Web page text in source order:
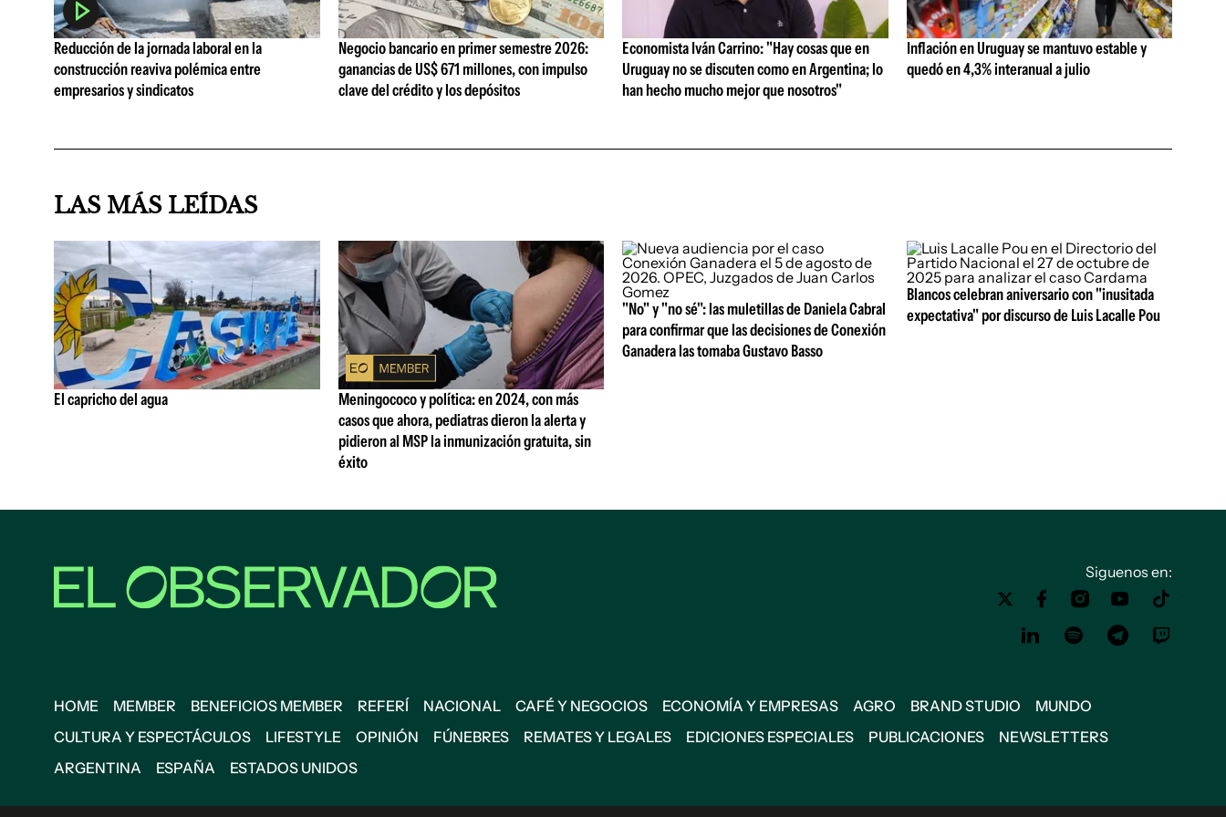
Reducción de la jornada laboral en la
construcción reaviva polémica entre
empresarios y sindicatos
Negocio bancario en primer semestre 2026:
ganancias de US$ 671 millones, con impulso
clave del crédito y los depósitos
Economista Iván Carrino: "Hay cosas que en
Uruguay no se discuten como en Argentina; lo
han hecho mucho mejor que nosotros"
Inflación en Uruguay se mantuvo estable y
quedó en 4,3% interanual a julio
LAS MÁS LEÍDAS
El capricho del agua
Meningococo y política: en 2024, con más
casos que ahora, pediatras dieron la alerta y
pidieron al MSP la inmunización gratuita, sin
éxito
"No" y "no sé": las muletillas de Daniela Cabral
para confirmar que las decisiones de Conexión
Ganadera las tomaba Gustavo Basso
Blancos celebran aniversario con "inusitada
expectativa" por discurso de Luis Lacalle Pou
Siguenos en:
HOME MEMBER BENEFICIOS MEMBER REFERÍ NACIONAL CAFÉ Y NEGOCIOS ECONOMÍA Y EMPRESAS AGRO BRAND STUDIO
MUNDO
CULTURA Y ESPECTÁCULOS
LIFESTYLE OPINIÓN FÚNEBRES REMATES Y LEGALES EDICIONES ESPECIALES PUBLICACIONES
NEWSLETTERS
ARGENTINA
ESPAÑA ESTADOS UNIDOS